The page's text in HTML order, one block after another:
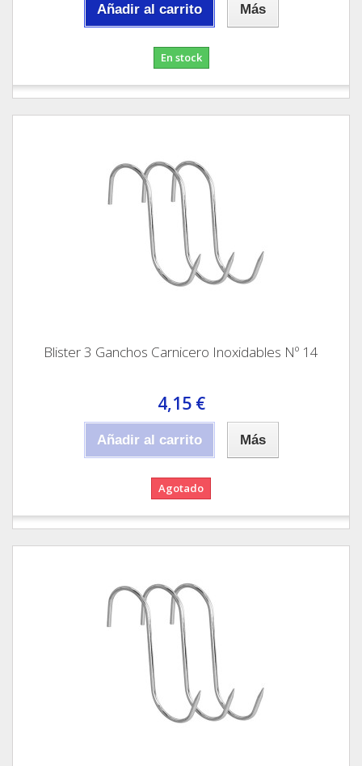
Añadir al carrito Más
En stock
Blister 3 Ganchos Carnicero Inoxidables Nº 14
4,15 €
Añadir al carrito Más
Agotado